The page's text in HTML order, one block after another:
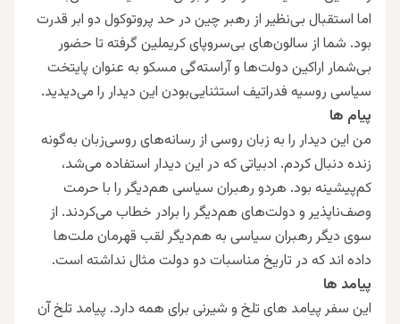
اما استقبال بی‌نظیر از رهبر چین در حد پروتوکول دو ابر قدرت
بود. شما از سالون‌های بی‌سروپای کریملین گرفته تا حضور
بی‌شمار اراکین دولت‌ها و آراسته‌گی مسکو به عنوان پایتخت
سیاسی روسیه فدراتیف استثنایی‌بودن این دیدار را می‌دیدید.
پیام ها
من این دیدار را به زبان روسی از رسانه‌های روسی‌زبان به‌گونه
زنده دنبال کردم. ادبیاتی که در این دیدار استفاده می‌شد،
کم‌پیشینه بود. هردو رهبران سیاسی هم‌دیگر را با حرمت
وصف‌ناپذیر و دولت‌های هم‌دیگر را برادر خطاب می‌کردند. از
سوی دیگر رهبران سیاسی به هم‌دیگر لقب قهرمان ملت‌ها
داده اند که در تاریخ مناسبات دو دولت مثال نداشته است.
پیامد ها
این سفر پیامد های تلخ و شیرنی برای همه دارد. پیامد تلخ آن